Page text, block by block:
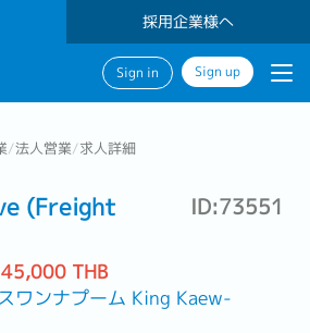
採用企業様へ
Sign in Sign up
/法人営業/求人詳細
(Freight
ID:73551
THB
ワンナプーム King Kaew-